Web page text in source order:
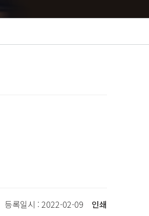
등록일시 : 2022-02-09 인쇄